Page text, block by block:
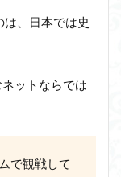
、日本では史
ットならでは
で観戦して